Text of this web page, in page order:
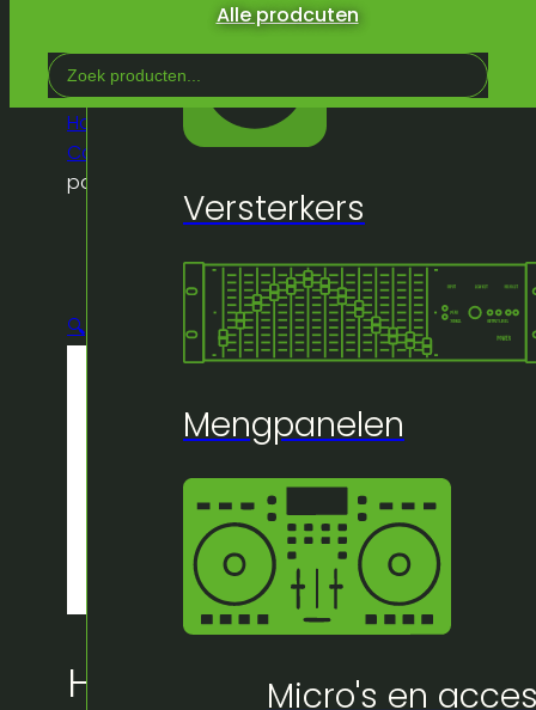
Alle prodcuten
Versterkers
Mengpanelen
Micro's en
Search
...
Home
Winkel Licht & Effeckten
Co², effecten /Confetti/confetti launcher dj
power r6 – 4 way – dmx – remote
🔍
Huur bij Artifex: